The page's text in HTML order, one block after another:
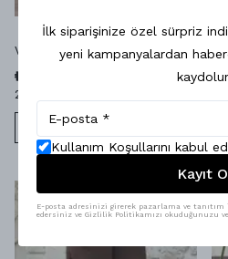
Velin Elbise - SIYAH
₺ 1,249.00
2 Renk 5 Beden
SEPETE EKLE
₺
İlk siparişinize özel sürpriz
yeni kampanyalardan
Kullanım Koşullarını kabul
Kayıt
E-posta adresinizi girerek pazarlama ve
edersiniz ve Gizlilik Politikamızı okuduğunuzu